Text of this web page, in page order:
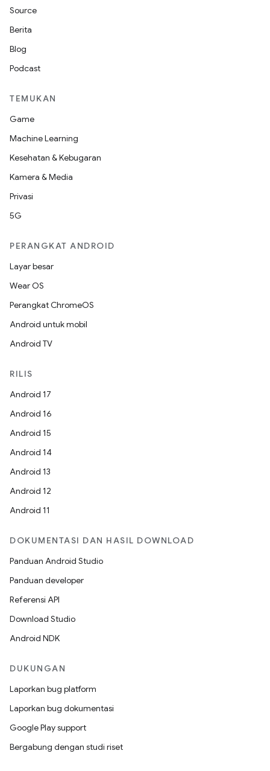
Source
Berita
Blog
Podcast
TEMUKAN
Game
Machine Learning
Kesehatan & Kebugaran
Kamera & Media
Privasi
5G
PERANGKAT ANDROID
Layar besar
Wear OS
Perangkat ChromeOS
Android untuk mobil
Android TV
RILIS
Android 17
Android 16
Android 15
Android 14
Android 13
Android 12
Android 11
DOKUMENTASI DAN HASIL DOWNLOAD
Panduan Android Studio
Panduan developer
Referensi API
Download Studio
Android NDK
DUKUNGAN
Laporkan bug platform
Laporkan bug dokumentasi
Google Play support
Bergabung dengan studi riset